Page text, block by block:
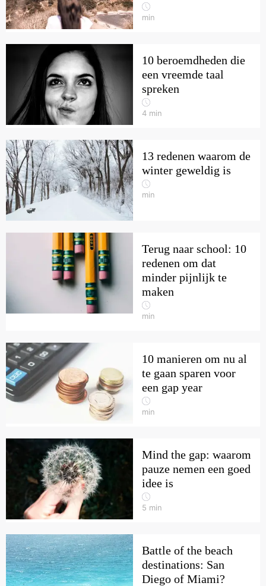
min
10 beroemdheden die
een vreemde taal
spreken
4 min
13 redenen waarom de
winter geweldig is
min
Terug naar school: 10
redenen om dat
minder pijnlijk te
maken
min
10 manieren om nu al
te gaan sparen voor
een gap year
min
Mind the gap: waarom
pauze nemen een goed
idee is
5 min
Battle of the beach
destinations: San
Diego of Miami?